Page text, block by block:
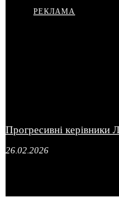
РЕКЛАМА
Прогресивні керівники
26.02.2026